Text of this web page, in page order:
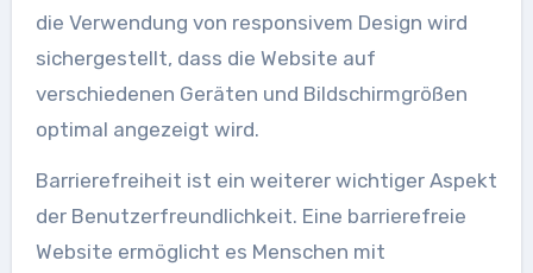
die Verwendung von responsivem Design wird
sichergestellt, dass die Website auf
verschiedenen Geräten und Bildschirmgrößen
optimal angezeigt wird.
Barrierefreiheit ist ein weiterer wichtiger Aspekt
der Benutzerfreundlichkeit. Eine barrierefreie
Website ermöglicht es Menschen mit